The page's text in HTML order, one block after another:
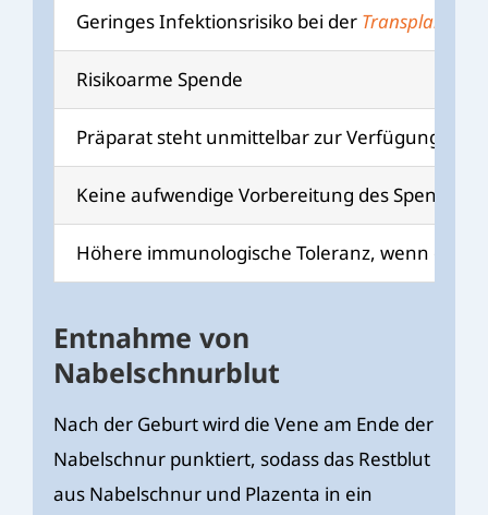
Geringes Infektionsrisiko bei der
Risikoarme Spende
Präparat steht unmittelbar zur Verfügung
Keine aufwendige Vorbereitung des Spenders
Höhere immunologische Toleranz, wenn die
Entnahme von
Nabelschnurblut
Nach der Geburt wird die Vene am Ende der
Nabelschnur punktiert, sodass das Restblut
aus Nabelschnur und Plazenta in ein